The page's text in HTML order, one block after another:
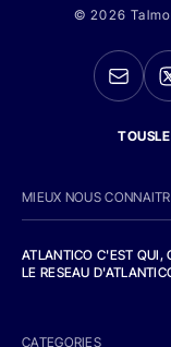
© 2026
MIEUX NOUS
ATLANTICO C'EST QUI,
LE RESEAU
CATEGORIES